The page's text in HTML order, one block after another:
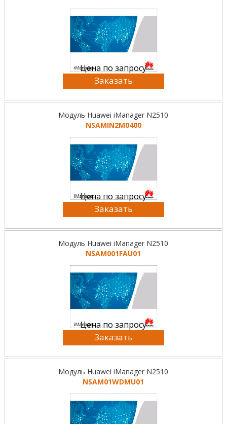
Цена по запросу
Заказать
Модуль Huawei iManager N2510
NSAMIN2M0400
Цена по запросу
Заказать
Модуль Huawei iManager N2510
NSAM001FAU01
Цена по запросу
Заказать
Модуль Huawei iManager N2510
NSAM01WDMU01